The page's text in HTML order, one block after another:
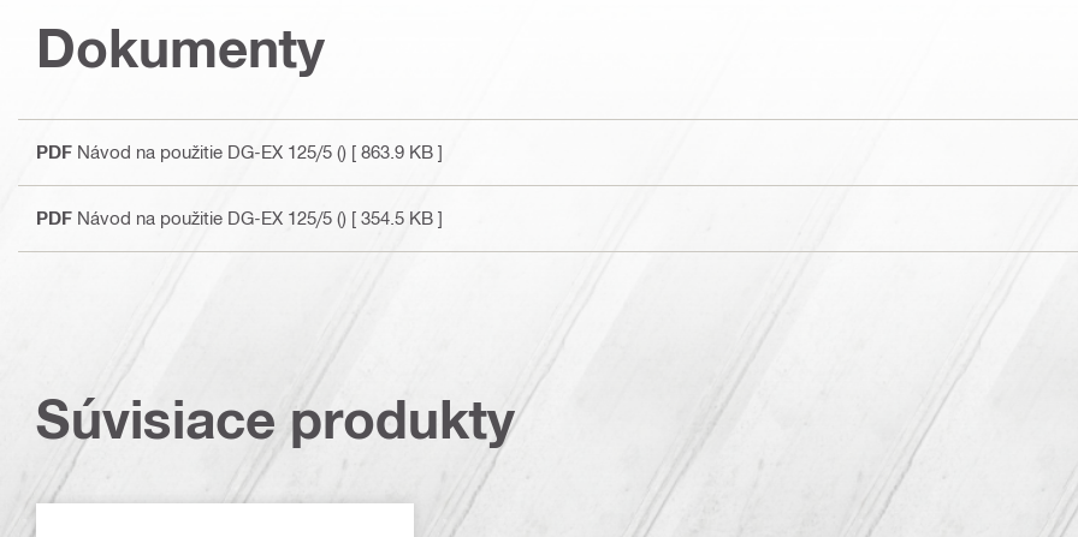
Dokumenty
PDF Návod na použitie DG-EX 125/5 () [ 863.9 KB ]
PDF Návod na použitie DG-EX 125/5 () [ 354.5 KB ]
Súvisiace produkty